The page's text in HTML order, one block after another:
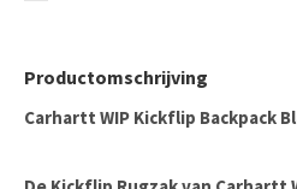
Productomschrijving
Carhartt WIP Kickflip Backpack